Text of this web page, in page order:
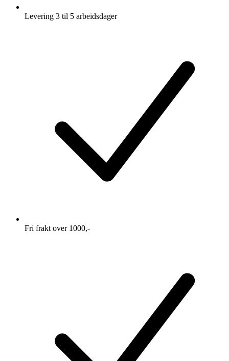
Levering 3 til 5 arbeidsdager
Fri frakt over 1000,-